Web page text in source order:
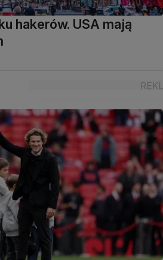
hakerów. USA mają